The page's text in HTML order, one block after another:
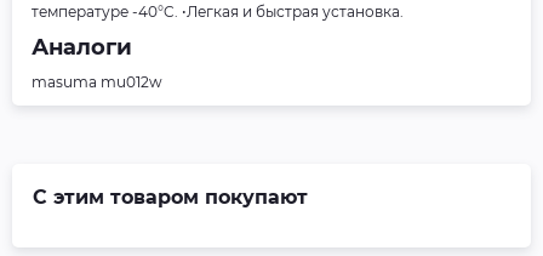
температуре -40°C. •Легкая и быстрая установка.
Аналоги
masuma mu012w
С этим товаром покупают